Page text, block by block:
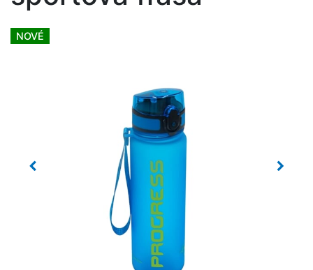
NOVÉ
Previous Next